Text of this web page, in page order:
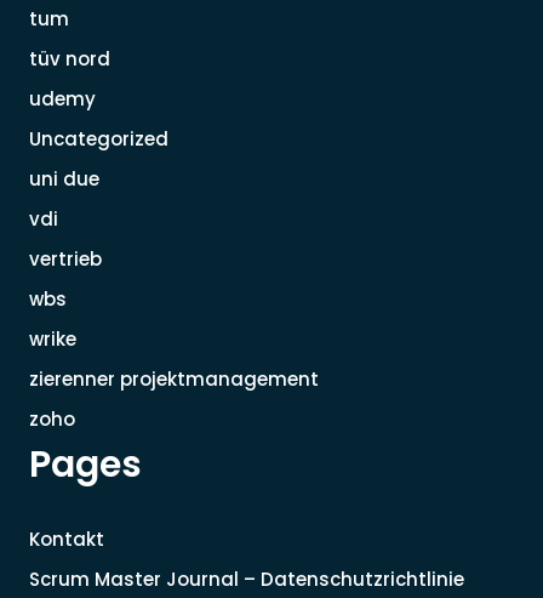
tum
tüv nord
udemy
Uncategorized
uni due
vdi
vertrieb
wbs
wrike
zierenner projektmanagement
zoho
Pages
Kontakt
Scrum Master Journal – Datenschutzrichtlinie